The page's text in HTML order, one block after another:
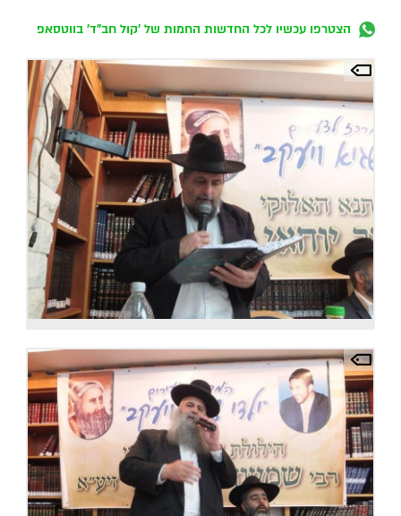
הצטרפו עכשיו לכל החדשות החמות של 'קול חב"ד' בווטסאפ